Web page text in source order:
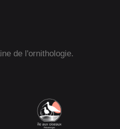
de l'ornithologie.